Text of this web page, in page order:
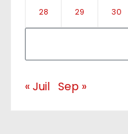
28 29 30
« Juil Sep »